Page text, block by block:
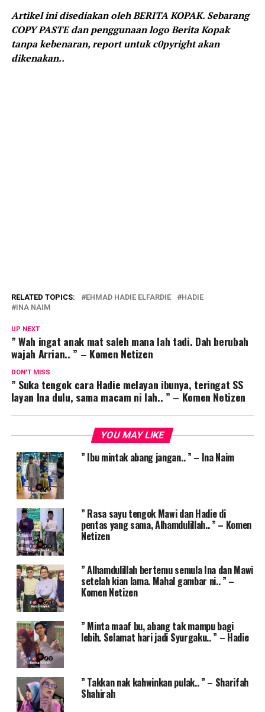
Artikel ini disediakan oleh BERITA KOPAK. Sebarang
COPY PASTE dan penggunaan logo Berita Kopak
tanpa kebenaran, report untuk c0pyright akan
dikenakan..
RELATED TOPICS: EHMAD HADIE ELFARDIE
HADIE
INA NAIM
UP NEXT
” Wah ingat anak mat saleh mana lah tadi. Dah berubah
wajah Arrian.. ” – Komen Netizen
DON'T MISS
” Suka tengok cara Hadie melayan ibunya, teringat SS
layan Ina dulu, sama macam ni lah.. ” – Komen Netizen
YOU MAY LIKE
” Ibu mintak abang jangan.. ” – Ina Naim
” Rasa sayu tengok Mawi dan Hadie di
pentas yang sama, Alhamdulillah.. ” – Komen
Netizen
” Alhamdulillah bertemu semula Ina dan Mawi
setelah kian lama. Mahal gambar ni.. ” –
Komen Netizen
” Minta maaf bu, abang tak mampu bagi
lebih. Selamat hari jadi Syurgaku.. ” – Hadie
” Takkan nak kahwinkan pulak.. ” – Sharifah
Shahirah